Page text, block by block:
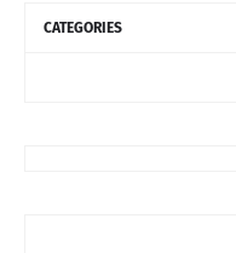
CATEGORIES